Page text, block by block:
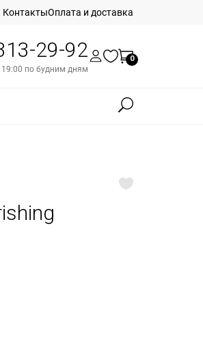
КонтактыОплата и доставка
29-92
19:00 по будним дням
0